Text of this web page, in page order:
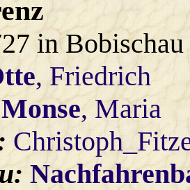
in Bobischau
, Friedrich
Monse, Maria